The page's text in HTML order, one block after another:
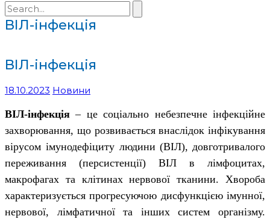
Search
for:
ВІЛ-інфекція
ВІЛ-інфекція
18.10.2023 Новини
ВІЛ-інфекція – це соціально небезпечне інфекційне
захворювання, що розвивається внаслідок інфікування
вірусом імунодефіциту людини (ВІЛ), довготривалого
переживання (персистенції) ВІЛ в лімфоцитах,
макрофагах та клітинах нервової тканини. Хвороба
характеризується прогресуючою дисфункцією імунної,
нервової, лімфатичної та інших систем організму.